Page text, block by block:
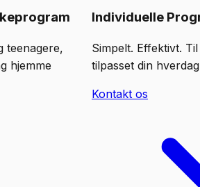
teenagere,
hjemme
Individuelle
Simpelt. Effektivt.
tilpasset din
Kontakt os